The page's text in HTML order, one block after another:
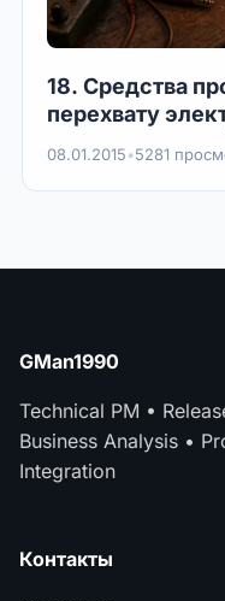
18. Средства
перехвату
08.01.2015•5281
GMan1990
Technical PM •
Business Analysis •
Integration
Контакты